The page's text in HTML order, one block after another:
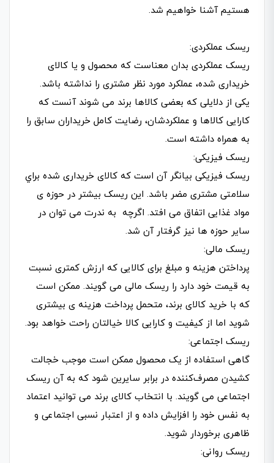
هستیم آشنا خواهیم شد.
ریسک عملکردی:
ریسک عملکردی بدان معناست که محصول و یا کالای
خریداری شده، عملکرد مورد نظر مشتری را نداشته باشد.
یکی از دلایلی که بعضی کالاها برند می شوند آنست که
کارایی کالاها و عملکردشان، رضایت کامل خریداران سابق را
به همراه داشته است.
ریسک فیزیکی:
ریسک فیزیکی بیانگر آن است که کالای خریداری شده براي
سلامتی مشتری مضر باشد. این ریسک بیشتر در حوزه ی
مواد غذایی اتفاق می افتد. اگرچه به ندرت می توان در
سایر حوزه ها نیز گرفتار آن شد.
ریسک مالی:
پرداختن هزینه و مبلغ برای کالایی که ارزش کمتری نسبت
به قیمت خود دارد را ریسک مالی می گویند. ممکن است
که با خرید کالای برند، متحمل پرداخت هزینه ی بیشتری
شوید اما از کیفیت و کارایی کالا خیالتان راحت خواهد بود.
ریسک اجتماعی:
گاهی استفاده از یک محصول ممکن است موجب خجالت
کشیدن مصرف‌کننده در برابر سایرین شود که به آن ریسک
اجتماعی می گویند. با انتخاب کالای برند می توانید اعتماد
به نفس خود را افزایش داده و از اعتبار نسبی اجتماعی و
ظاهری برخوردار شوید.
ریسک روانی: